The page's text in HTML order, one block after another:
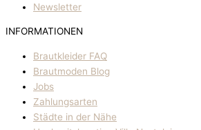
Newsletter
INFORMATIONEN
Brautkleider FAQ
Brautmoden Blog
Jobs
Zahlungsarten
Städte in der Nähe